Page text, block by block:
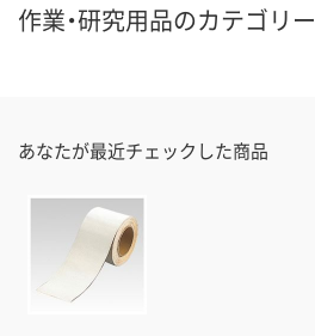
作業・研究用品のカテゴリー
あなたが最近チェックした商品